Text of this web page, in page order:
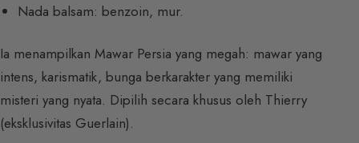
Nada balsam: benzoin, mur.
Ia menampilkan Mawar Persia yang megah: mawar yang
intens, karismatik, bunga berkarakter yang memiliki
misteri yang nyata. Dipilih secara khusus oleh Thierry
(eksklusivitas Guerlain).